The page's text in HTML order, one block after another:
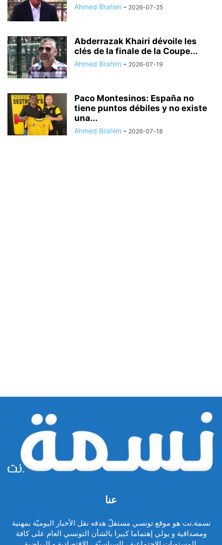
Ahmed Brahim - 2026-07-25
Abderrazak Khairi dévoile les
clés de la finale de la Coupe...
Ahmed Brahim - 2026-07-19
Paco Montesinos: España no
tiene puntos débiles y no existe
una...
Ahmed Brahim - 2026-07-18
عنا
نسمة.نت هو موقع تونسي مستقلّ هدفه نقل الأخبار اليوميّة بمهنية
ومصداقية و يولي إهتماما كبيرا بالشأن التونسي العام على كافة